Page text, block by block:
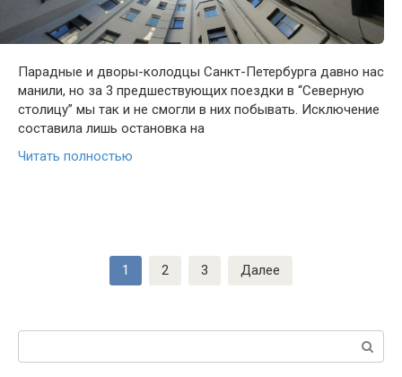
Парадные и дворы-колодцы Санкт-Петербурга давно нас
манили, но за 3 предшествующих поездки в “Северную
столицу” мы так и не смогли в них побывать. Исключение
составила лишь остановка на
Читать полностью
1 2 3 Далее
Поиск: